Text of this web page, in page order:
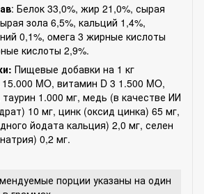
: Белок 33,0%, жир 21,0%, сырая
зола 6,5%, кальций 1,4%,
0,1%, oмега 3 жирные кислоты
кислоты 2,9%.
Пищевые добавки на 1 кг
MO, витамин D 3 1.500 MO,
1.000 мг, медь (в качестве ИИ
10 мг, цинк (оксид цинка) 65 мг,
йодата кальция) 2,0 мг, селен
0,2 мг.
порции указаны на один